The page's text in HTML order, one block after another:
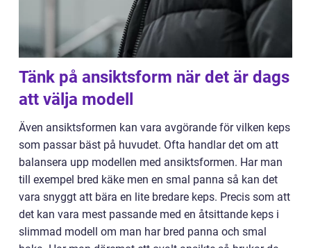
Tänk på ansiktsform när det är dags
att välja modell
Även ansiktsformen kan vara avgörande för vilken keps
som passar bäst på huvudet. Ofta handlar det om att
balansera upp modellen med ansiktsformen. Har man
till exempel bred käke men en smal panna så kan det
vara snyggt att bära en lite bredare keps. Precis som att
det kan vara mest passande med en åtsittande keps i
slimmad modell om man har bred panna och smal